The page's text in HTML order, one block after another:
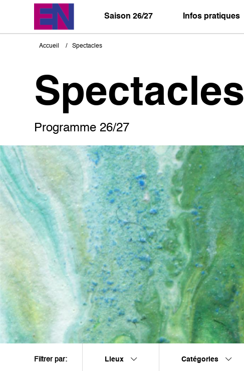
Saison 26/27 Infos pratiques
Fil
Accueil Spectacles
Spectacles
Programme 26/27
Filtrer par: Lieux Catégories